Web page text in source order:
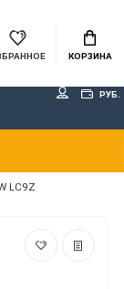
КОРЗИНА
РУБ.
LC9Z